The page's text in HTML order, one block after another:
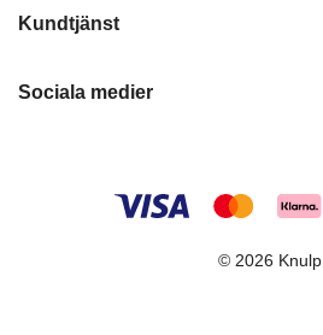
Kundtjänst
Sociala medier
© 2026 Knulp